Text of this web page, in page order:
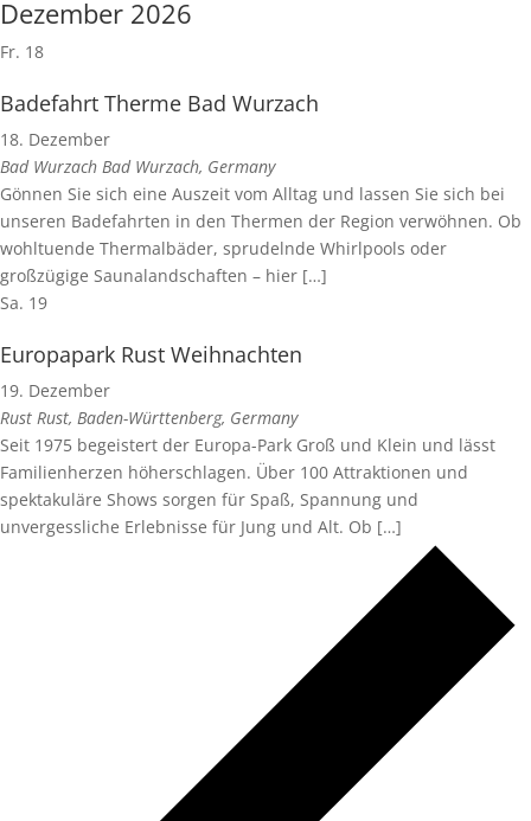
Dezember 2026
Fr. 18
Badefahrt Therme Bad Wurzach
18. Dezember
Bad Wurzach Bad Wurzach, Germany
Gönnen Sie sich eine Auszeit vom Alltag und lassen Sie sich bei
unseren Badefahrten in den Thermen der Region verwöhnen. Ob
wohltuende Thermalbäder, sprudelnde Whirlpools oder
großzügige Saunalandschaften – hier […]
Sa. 19
Europapark Rust Weihnachten
19. Dezember
Rust Rust, Baden-Württenberg, Germany
Seit 1975 begeistert der Europa-Park Groß und Klein und lässt
Familienherzen höherschlagen. Über 100 Attraktionen und
spektakuläre Shows sorgen für Spaß, Spannung und
unvergessliche Erlebnisse für Jung und Alt. Ob […]